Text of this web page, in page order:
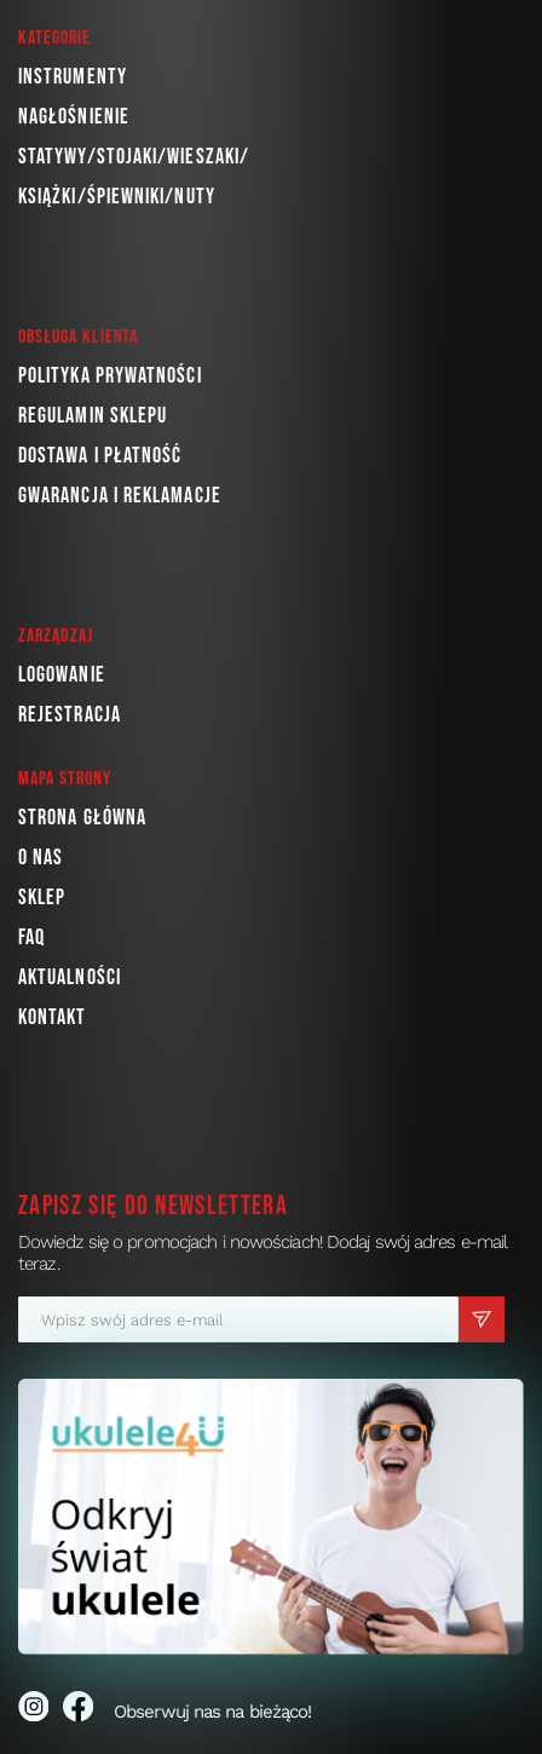
Kategorie
Instrumenty
Nagłośnienie
Statywy/Stojaki/Wieszaki/
Książki/Śpiewniki/Nuty
Obsługa klienta
Polityka prywatności
Regulamin sklepu
Dostawa i płatność
Gwarancja i reklamacje
Zarządzaj
Logowanie
Rejestracja
Mapa strony
Strona główna
O nas
Sklep
FAQ
Aktualności
Kontakt
Zapisz się do newslettera
Dowiedz się o promocjach i nowościach! Dodaj swój adres e-mail
teraz.
Obserwuj nas na bieżąco!